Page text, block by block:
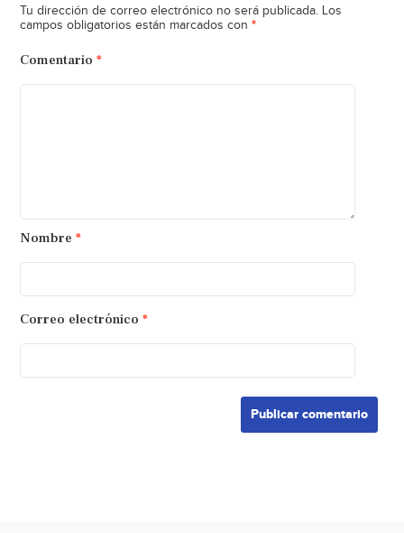
Tu dirección de correo electrónico no será publicada. Los
campos obligatorios están marcados con *
Comentario *
Nombre *
Correo electrónico *